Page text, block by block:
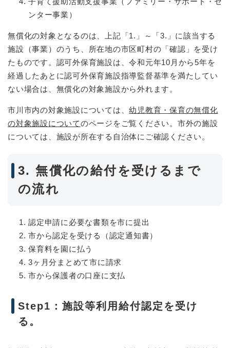
ンター事業）
無償化の対象となるのは、上記「1.」～「3.」に該当する
施設（事業）のうち、所在地の市区町村の「確認」を受け
たものです。認可外保育施設は、令和元年10月から5年を
経過したあとに認可外保育施設指導監督基準を満たしてい
ない場合は、無償化の対象施設から外れます。
市川市内の対象施設については、幼児教育・保育の無償化
の対象施設についてのページをご覧ください。市外の施設
については、施設が所在する自治体にご確認ください。
3. 無償化の給付を受けるまで
の流れ
認定申請に必要な書類を市に提出
市から認定を受ける（認定通知書）
保育料を園に払う
3ヶ月分まとめて市に請求
市から保護者の口座に支払
Step1：施設等利用給付認定を受け
る。